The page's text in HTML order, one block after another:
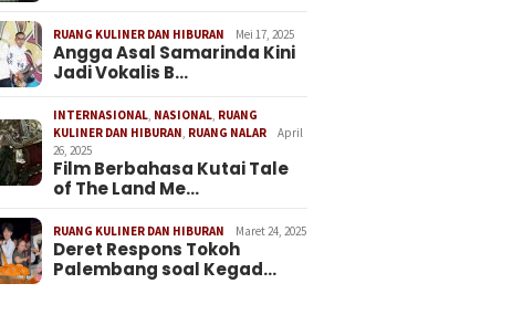
RUANG KULINER DAN HIBURAN Mei 17, 2025
Angga Asal Samarinda Kini
Jadi Vokalis B…
INTERNASIONAL NASIONAL RUANG
KULINER DAN HIBURAN RUANG NALAR
April
26, 2025
Film Berbahasa Kutai Tale
of The Land Me…
RUANG KULINER DAN HIBURAN Maret 24, 2025
Deret Respons Tokoh
Palembang soal Kegad…